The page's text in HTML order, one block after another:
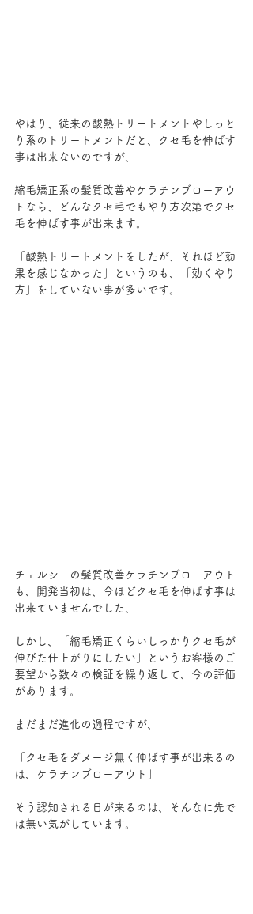
やはり、従来の酸熱トリートメントやしっと
り系のトリートメントだと、クセ毛を伸ばす
事は出来ないのですが、
縮毛矯正系の髪質改善やケラチンブローアウ
トなら、どんなクセ毛でもやり方次第でクセ
毛を伸ばす事が出来ます。
「酸熱トリートメントをしたが、それほど効
果を感じなかった」というのも、「効くやり
方」をしていない事が多いです。
チェルシーの髪質改善ケラチンブローアウト
も、開発当初は、今ほどクセ毛を伸ばす事は
出来ていませんでした、
しかし、「縮毛矯正くらいしっかりクセ毛が
伸びた仕上がりにしたい」というお客様のご
要望から数々の検証を繰り返して、今の評価
があります。
まだまだ進化の過程ですが、
「クセ毛をダメージ無く伸ばす事が出来るの
は、ケラチンブローアウト」
そう認知される日が来るのは、そんなに先で
は無い気がしています。